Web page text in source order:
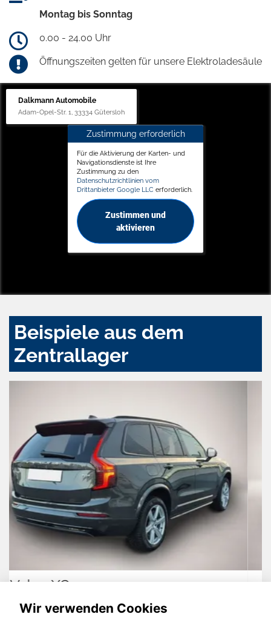
Montag bis Sonntag
0.00 - 24.00 Uhr
Öffnungszeiten gelten für unsere Elektroladesäule
Dalkmann Automobile
Adam-Opel-Str. 1, 33334 Gütersloh
Zustimmung erforderlich
Für die Aktivierung der Karten- und
Navigationsdienste ist Ihre
Zustimmung zu den
Datenschutzrichtlinien vom
Drittanbieter Google LLC erforderlich.
Zustimmen und
aktivieren
Beispiele aus dem
Zentrallager
Seat Ibiza
Wir verwenden Cookies